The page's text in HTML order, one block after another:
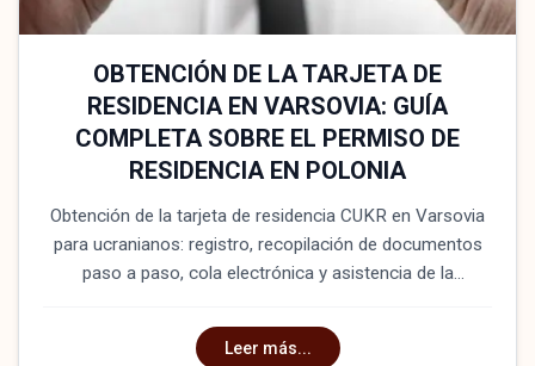
OBTENCIÓN DE LA TARJETA DE
RESIDENCIA EN VARSOVIA: GUÍA
COMPLETA SOBRE EL PERMISO DE
RESIDENCIA EN POLONIA
Obtención de la tarjeta de residencia CUKR en Varsovia
para ucranianos: registro, recopilación de documentos
paso a paso, cola electrónica y asistencia de la
Leer más...